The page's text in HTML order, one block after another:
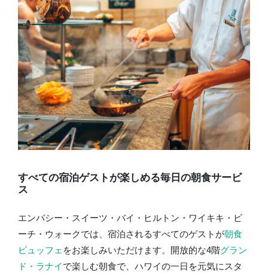
すべての宿泊ゲストが楽しめる毎日の朝食サービ
ス
エンバシー・スイーツ・バイ・ヒルトン・ワイキキ・ビ
ーチ・ウォークでは、宿泊されるすべてのゲストが朝食
ビュッフェ をお楽しみいただけます。開放的な4階グラン
ド・ラナイで楽しむ朝食で、ハワイの一日を元気にスタ